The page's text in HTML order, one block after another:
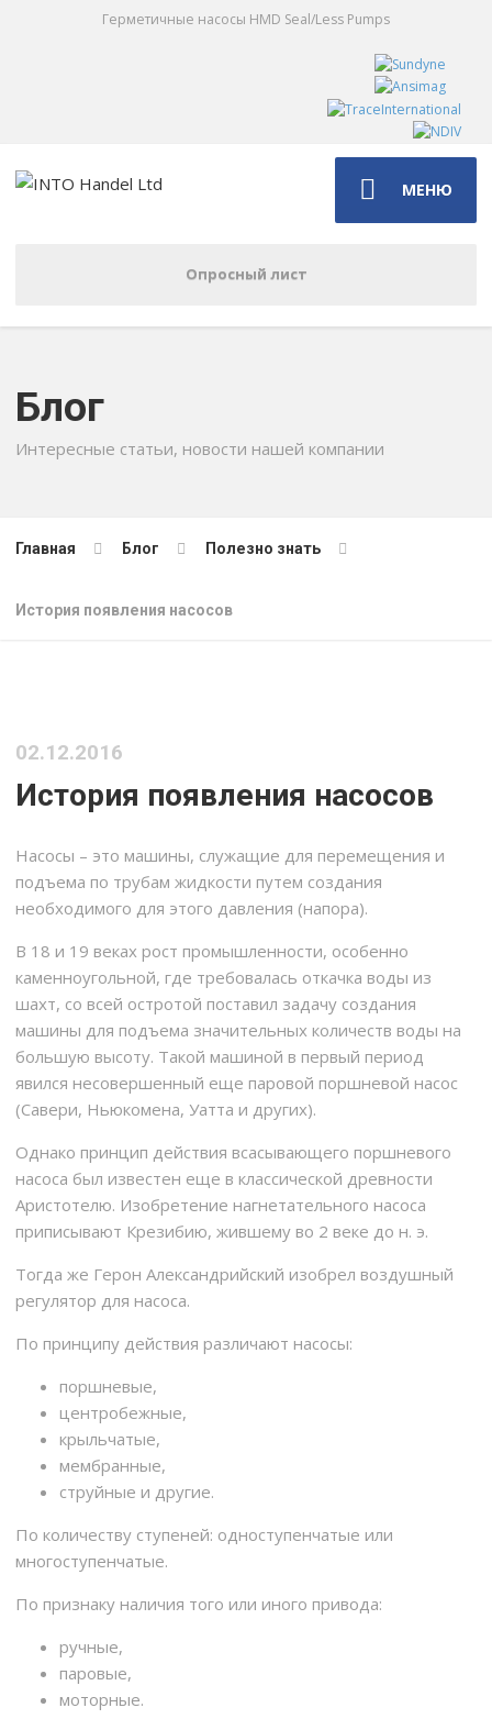
Герметичные насосы HMD Seal/Less Pumps
МЕНЮ
Опросный лист
Блог
Интересные статьи, новости нашей компании
Главная Блог Полезно знать
История появления насосов
02.12.2016
История появления насосов
Насосы – это машины, служащие для перемещения и
подъема по трубам жидкости путем создания
необходимого для этого давления (напора).
В 18 и 19 веках рост промышленности, особенно
каменноугольной, где требовалась откачка воды из
шахт, со всей остротой поставил задачу создания
машины для подъема значительных количеств воды на
большую высоту. Такой машиной в первый период
явился несовершенный еще паровой поршневой насос
(Савери, Ньюкомена, Уатта и других).
Однако принцип действия всасывающего поршневого
насоса был известен еще в классической древности
Аристотелю. Изобретение нагнетательного насоса
приписывают Крезибию, жившему во 2 веке до н. э.
Тогда же Герон Александрийский изобрел воздушный
регулятор для насоса.
По принципу действия различают насосы:
поршневые,
центробежные,
крыльчатые,
мембранные,
струйные и другие.
По количеству ступеней: одноступенчатые или
многоступенчатые.
По признаку наличия того или иного привода:
ручные,
паровые,
моторные.